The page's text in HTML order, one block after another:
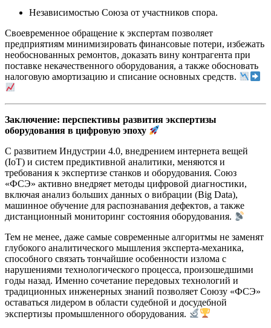
Независимостью Союза от участников спора.
Своевременное обращение к экспертам позволяет
предприятиям минимизировать финансовые потери, избежать
необоснованных ремонтов, доказать вину контрагента при
поставке некачественного оборудования, а также обосновать
налоговую амортизацию и списание основных средств.
Заключение: перспективы развития экспертизы
оборудования в цифровую эпоху
С развитием Индустрии 4.0, внедрением интернета вещей
(IoT) и систем предиктивной аналитики, меняются и
требования к экспертизе станков и оборудования. Союз
«ФСЭ» активно внедряет методы цифровой диагностики,
включая анализ больших данных о вибрации (Big Data),
машинное обучение для распознавания дефектов, а также
дистанционный мониторинг состояния оборудования.
Тем не менее, даже самые современные алгоритмы не заменят
глубокого аналитического мышления эксперта-механика,
способного связать тончайшие особенности излома с
нарушениями технологического процесса, произошедшими
годы назад. Именно сочетание передовых технологий и
традиционных инженерных знаний позволяет Союзу «ФСЭ»
оставаться лидером в области судебной и досудебной
экспертизы промышленного оборудования.